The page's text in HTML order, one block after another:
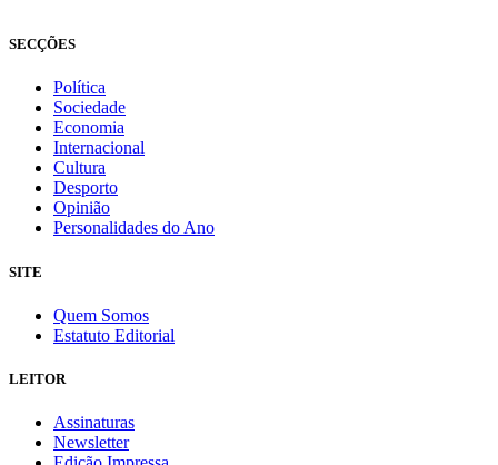
SECÇÕES
Política
Sociedade
Economia
Internacional
Cultura
Desporto
Opinião
Personalidades do Ano
SITE
Quem Somos
Estatuto Editorial
LEITOR
Assinaturas
Newsletter